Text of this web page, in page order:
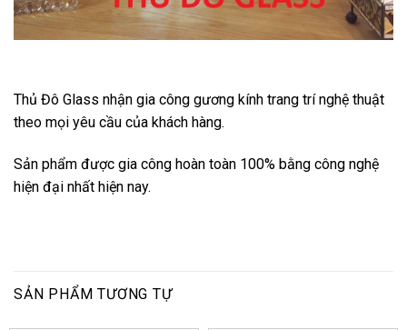
Thủ Đô Glass nhận gia công gương kính trang trí nghệ thuật
theo mọi yêu cầu của khách hàng.
Sản phẩm được gia công hoàn toàn 100% bằng công nghệ
hiện đại nhất hiện nay.
SẢN PHẨM TƯƠNG TỰ